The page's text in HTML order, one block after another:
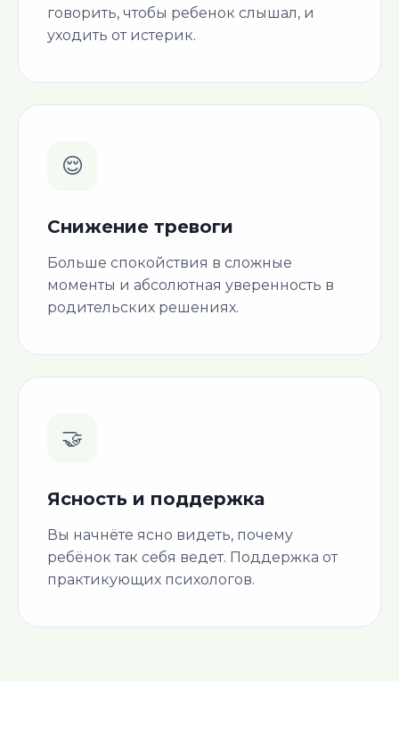
говорить, чтобы ребенок слышал, и
уходить от истерик.
😌
Снижение тревоги
Больше спокойствия в сложные
моменты и абсолютная уверенность в
родительских решениях.
🤝
Ясность и поддержка
Вы начнёте ясно видеть, почему
ребёнок так себя ведет. Поддержка от
практикующих психологов.